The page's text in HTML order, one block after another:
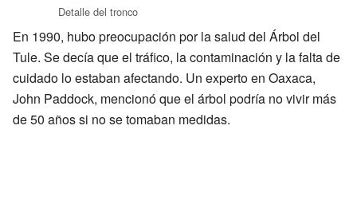
Detalle del tronco
En 1990, hubo preocupación por la salud del Árbol del
Tule. Se decía que el tráfico, la contaminación y la falta de
cuidado lo estaban afectando. Un experto en Oaxaca,
John Paddock, mencionó que el árbol podría no vivir más
de 50 años si no se tomaban medidas.